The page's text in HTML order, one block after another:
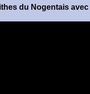
du Nogentais